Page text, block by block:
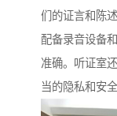
们的证言和陈
配备录音设备
准确。听证室
当的隐私和安全